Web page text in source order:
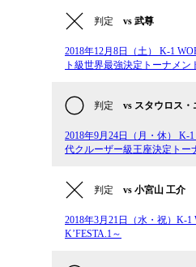
判定 vs 武尊
2018年12月8日（土） K-1
ト級世界最強決定トーナメン
判定 vs スタウロス
2018年9月24日（月・休） K-
代クルーザー級王座決定トー
判定 vs 小宮山 工介
2018年3月21日（水・祝）K-1
K’FESTA.1～